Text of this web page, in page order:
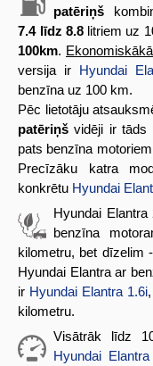
patēriņš
7.4 līdz 8.8litriem uz
100km.
versija ir Hyundai
benzīna uz 100 km.
Pēc lietotāju
patēriņš vidēji ir tāds
pats benzīna
Precīzāku katra
konkrētu Hyundai
Hyundai Elantra
benzīna
kilometru, bet dīzelim
Hyundai Elantra ar
ir Hyundai Elantra 1.6i
kilometru.
Visātrāk līdz
Hyundai